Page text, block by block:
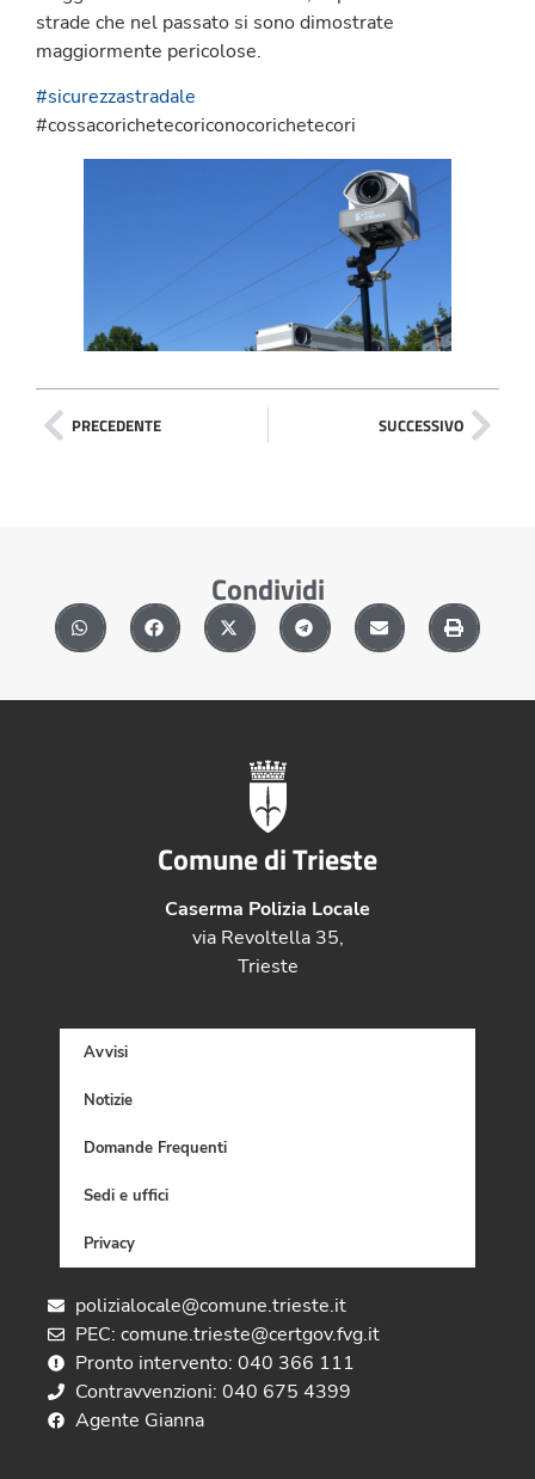
strade che nel passato si sono dimostrate
maggiormente pericolose.
#sicurezzastradale
#cossacorichetecoriconocorichetecori
PRECEDENTE SUCCESSIVO
Condividi
Comune di Trieste
Caserma Polizia Locale
via Revoltella 35,
Trieste
Avvisi
Notizie
Domande Frequenti
Sedi e uffici
Privacy
polizialocale@comune.trieste.it
PEC: comune.trieste@certgov.fvg.it
Pronto intervento: 040 366 111
Contravvenzioni: 040 675 4399
Agente Gianna